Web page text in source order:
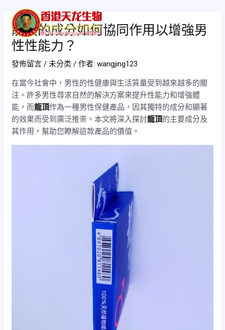
龍頂的成分如何協同作用以增強男
性性能力？
發佈留言 / 未分类 / 作者:wangjing123
在當今社會中，男性的性健康與生活質量受到越來越多的關
注。許多男性尋求自然的解決方案來提升性能力和增強體
能，而龍頂作為一種男性保健產品，因其獨特的成分和顯著
的效果而受到廣泛推崇。本文將深入探討龍頂的主要成分及
其作用，幫助您瞭解這款產品的價值。
navigation